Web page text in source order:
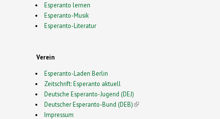
Esperanto lernen
Esperanto-Musik
Esperanto-Literatur
Verein
Esperanto-Laden Berlin
Zeitschrift: Esperanto aktuell
Deutsche Esperanto-Jugend (DEJ)
Deutscher Esperanto-Bund (DEB)(link is external)
Impressum